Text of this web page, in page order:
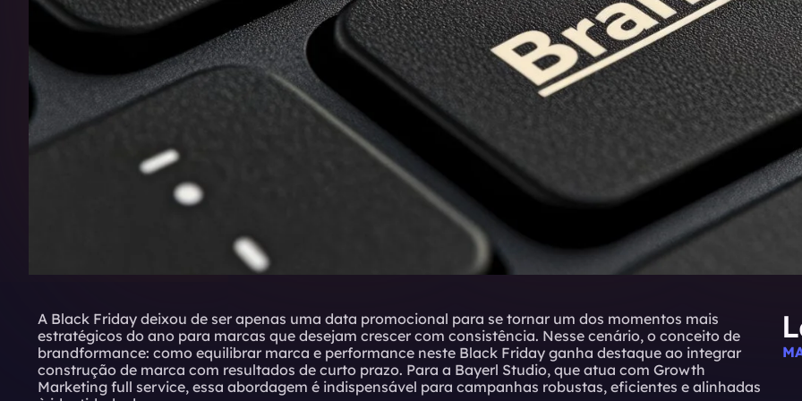
A Black Friday deixou de ser apenas uma data promocional para se tornar um dos momentos mais
estratégicos do ano para marcas que desejam crescer com consistência. Nesse cenário, o conceito de
brandformance: como equilibrar marca e performance neste Black Friday ganha destaque ao integrar
construção de marca com resultados de curto prazo. Para a Bayerl Studio, que atua com Growth
Marketing full service, essa abordagem é indispensável para campanhas robustas, eficientes e alinhadas